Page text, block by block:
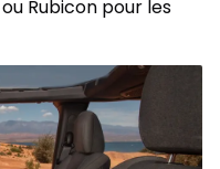
Rubicon pour les